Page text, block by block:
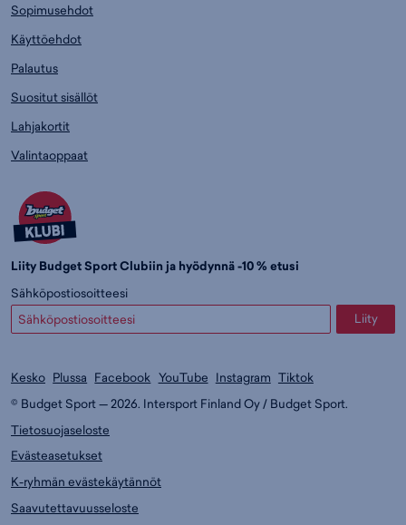
Sopimusehdot
Käyttöehdot
Palautus
Suositut sisällöt
Lahjakortit
Valintaoppaat
Liity Budget Sport Clubiin ja hyödynnä -10 % etusi
Sähköpostiosoitteesi
Liity
Kesko Plussa Facebook YouTube Instagram Tiktok
© Budget Sport — 2026. Intersport Finland Oy / Budget Sport.
Tietosuojaseloste
Evästeasetukset
K-ryhmän evästekäytännöt
Saavutettavuusseloste